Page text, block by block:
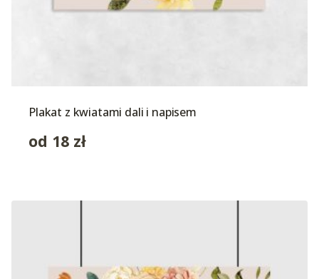
Plakat z kwiatami dali i napisem
od 18 zł